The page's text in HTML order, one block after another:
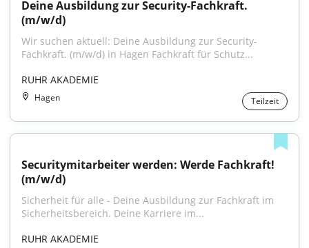
Deine Ausbildung zur Security-Fachkraft.
(m/w/d)
Wir suchen aktuell: Deine Ausbildung zur Security-
Fachkraft. (m/w/d) in Hagen Fachkraft für Schutz...
RUHR AKADEMIE
Hagen Teilzeit
Securitymitarbeiter werden: Werde Fachkraft!
(m/w/d)
Sicherheit für alle - Deine Ausbildung zur Fachkraft im
Sicherheitsbereich. Deine Karriere im...
RUHR AKADEMIE